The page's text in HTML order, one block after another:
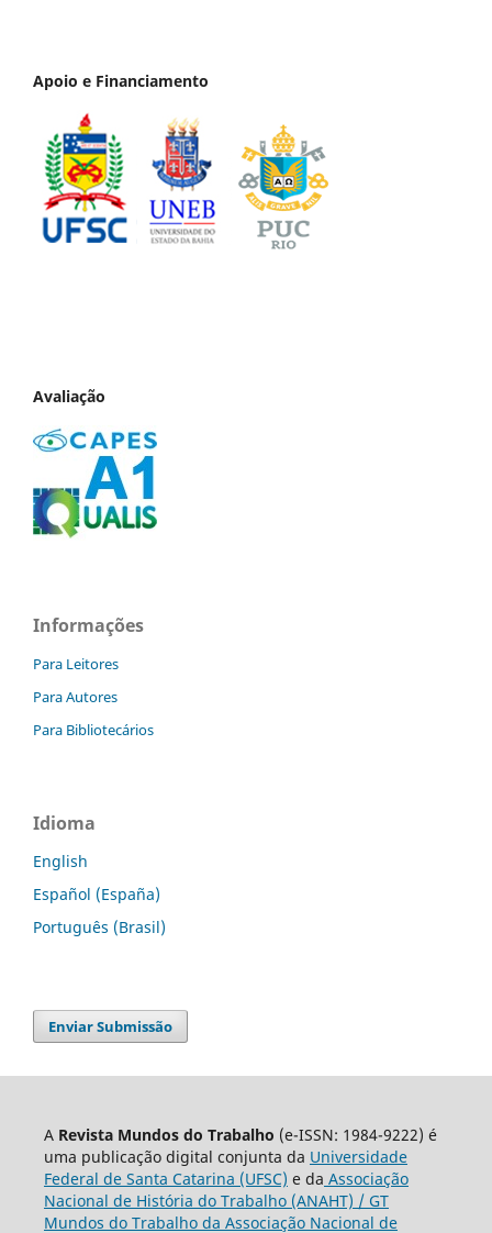
Apoio e Financiamento
Avaliação
Informações
Para Leitores
Para Autores
Para Bibliotecários
Idioma
English
Español (España)
Português (Brasil)
Enviar Submissão
A Revista Mundos do Trabalho (e-ISSN: 1984-9222) é
uma publicação digital conjunta da Universidade
Federal de Santa Catarina (UFSC) e da Associação
Nacional de História do Trabalho (ANAHT) / GT
Mundos do Trabalho da Associação Nacional de